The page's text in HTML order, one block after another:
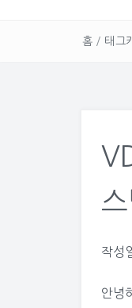
홈 / 태그
작성
안녕